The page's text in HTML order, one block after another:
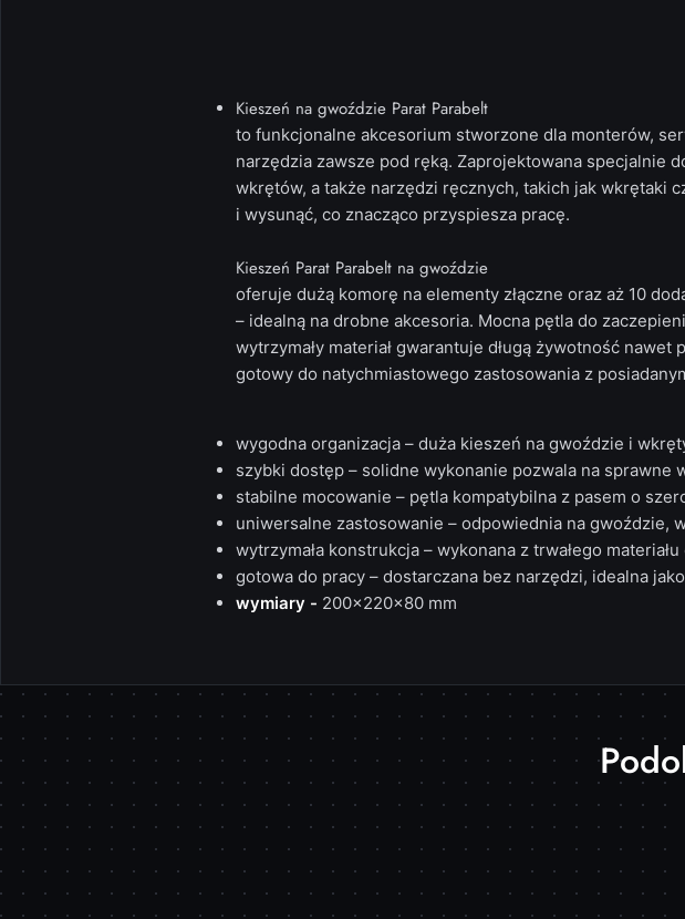
Kieszeń na gwoździe Parat Parabelt
to funkcjonalne akcesorium stworzone dla monterów,
narzędzia zawsze pod ręką. Zaprojektowana specjalnie
wkrętów, a także narzędzi ręcznych, takich jak wkrętaki
i wysunąć, co znacząco przyspiesza pracę.
Kieszeń Parat Parabelt na gwoździe
oferuje dużą komorę na elementy złączne oraz aż 10
– idealną na drobne akcesoria. Mocna pętla do
wytrzymały materiał gwarantuje długą żywotność
gotowy do natychmiastowego zastosowania z
wygodna organizacja –duża kieszeń na gwoździe i
szybki dostęp –solidne wykonanie pozwala na sprawne
stabilne mocowanie –pętla kompatybilna z pasem o
uniwersalne zastosowanie –odpowiednia na gwoździe,
wytrzymała konstrukcja –wykonana z trwałego
gotowa do pracy –dostarczana bez narzędzi, idealna
wymiary - 200x220x80 mm
Pomiń karuzelę produktów
o